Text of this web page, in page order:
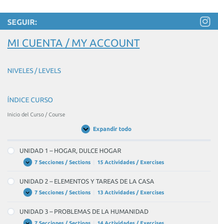
SEGUIR:
MI CUENTA / MY ACCOUNT
NIVELES / LEVELS
ÍNDICE CURSO
Inicio del Curso / Course
Expandir todo
Unidades
UNIDAD 1 – HOGAR, DULCE HOGAR
Expandir
UNIDAD
–
HOGAR,
DULCE
HOGAR
7 Secciones / Sections 15 Actividades / Exercises
UNIDAD 2 – ELEMENTOS Y TAREAS DE LA CASA
Expandir
UNIDAD
–
ELEMENTOS
Y
7 Secciones / Sections 13 Actividades / Exercises
UNIDAD 3 – PROBLEMAS DE LA HUMANIDAD